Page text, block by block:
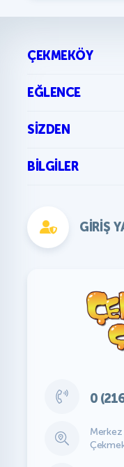
ÇEKMEKÖY
EĞLENCE
SIZDEN
BILGILER
GIRIŞ
0
Merkez